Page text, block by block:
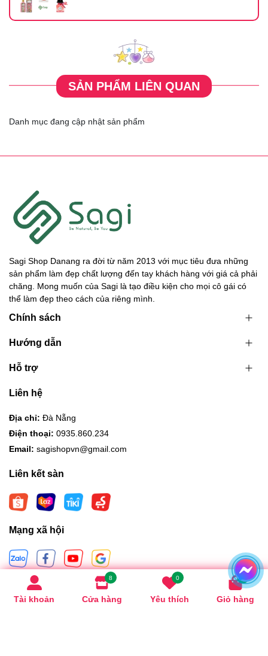
Tài khoản
8
Cửa hàng
0
Yêu thích
0
Giỏ hàng
SẢN PHẨM LIÊN QUAN
Danh mục đang cập nhật sản phẩm
Sagi Shop Danang ra đời từ năm 2013 với mục tiêu đưa những
sản phẩm làm đẹp chất lượng đến tay khách hàng với giá cả phải
chăng. Mong muốn của Sagi là tạo điều kiện cho mọi cô gái có
thể làm đẹp theo cách của riêng mình.
Chính sách
Hướng dẫn
Hỗ trợ
Liên hệ
Địa chỉ: Đà Nẵng
Điện thoại: 0935.860.234
Email: sagishopvn@gmail.com
Liên kết sàn
Mạng xã hội
Hình thức thanh toán